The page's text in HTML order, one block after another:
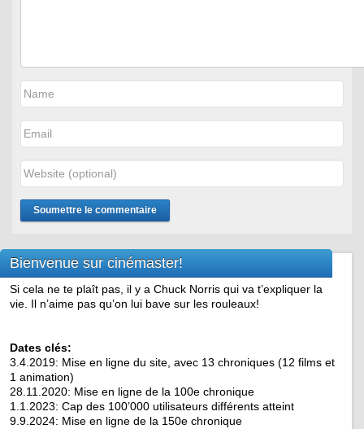
Bienvenue sur cinémaster!
Si cela ne te plaît pas, il y a Chuck Norris qui va t’expliquer la
vie. Il n’aime pas qu’on lui bave sur les rouleaux!
Dates clés:
3.4.2019: Mise en ligne du site, avec 13 chroniques (12 films et
1 animation)
28.11.2020: Mise en ligne de la 100e chronique
1.1.2023: Cap des 100’000 utilisateurs différents atteint
9.9.2024: Mise en ligne de la 150e chronique